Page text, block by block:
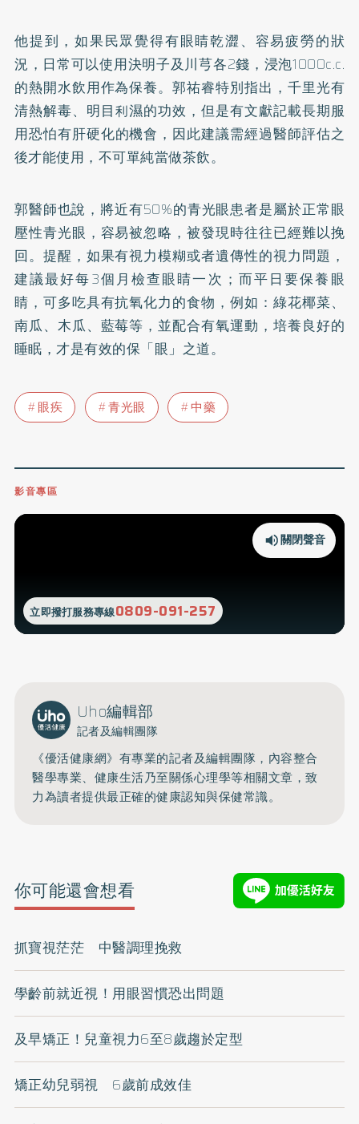
他提到，如果民眾覺得有眼睛乾澀、容易疲勞的狀
況，日常可以使用決明子及川芎各2錢，浸泡1000c.c.
的熱開水飲用作為保養。郭祐睿特別指出，千里光有
清熱解毒、明目利濕的功效，但是有文獻記載長期服
用恐怕有肝硬化的機會，因此建議需經過醫師評估之
後才能使用，不可單純當做茶飲。
郭醫師也說，將近有50%的青光眼患者是屬於正常眼
壓性青光眼，容易被忽略，被發現時往往已經難以挽
回。提醒，如果有視力模糊或者遺傳性的視力問題，
建議最好每3個月檢查眼睛一次；而平日要保養眼
睛，可多吃具有抗氧化力的食物，例如：綠花椰菜、
南瓜、木瓜、藍莓等，並配合有氧運動，培養良好的
睡眠，才是有效的保「眼」之道。
眼疾 青光眼 中藥
影音專區
立即撥打服務專線0809-091-257
關閉聲音
Uho編輯部
記者及編輯團隊
《優活健康網》有專業的記者及編輯團隊，內容整合
醫學專業、健康生活乃至關係心理學等相關文章，致
力為讀者提供最正確的健康認知與保健常識。
你可能還會想看
抓寶視茫茫 中醫調理挽救
學齡前就近視！用眼習慣恐出問題
及早矯正！兒童視力6至8歲趨於定型
矯正幼兒弱視 6歲前成效佳